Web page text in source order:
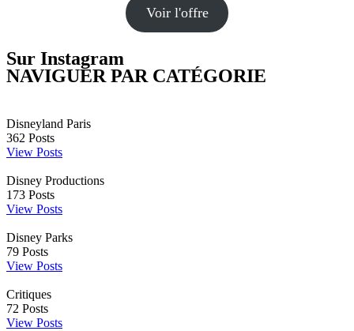
Voir l'offre
Sur Instagram
NAVIGUER PAR CATÉGORIE
Disneyland Paris
362 Posts
View Posts
Disney Productions
173 Posts
View Posts
Disney Parks
79 Posts
View Posts
Critiques
72 Posts
View Posts